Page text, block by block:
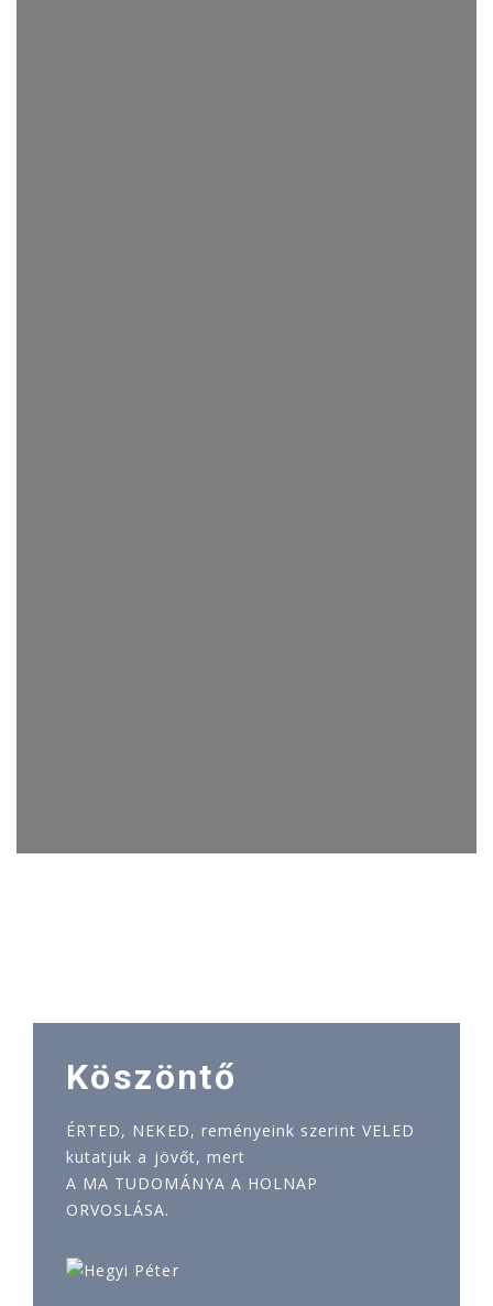
Köszöntő
ÉRTED, NEKED, reményeink szerint VELED
kutatjuk a jövőt, mert
A MA TUDOMÁNYA A HOLNAP
ORVOSLÁSA.